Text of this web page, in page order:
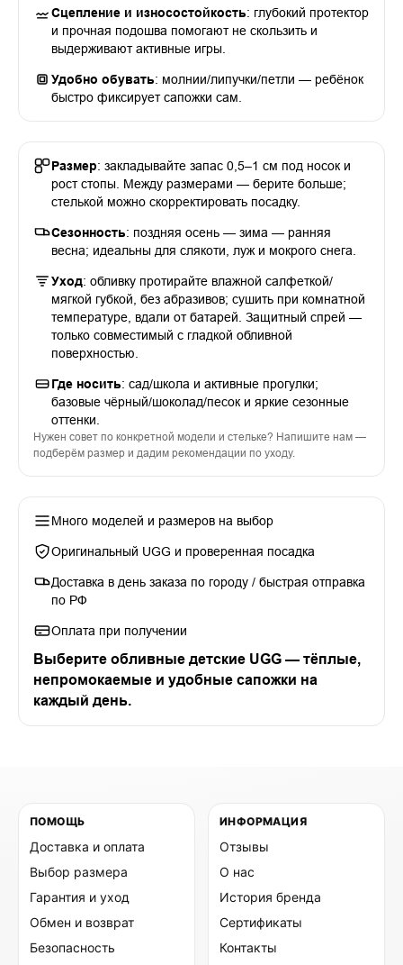
Сцепление и износостойкость: глубокий протектор
и прочная подошва помогают не скользить и
выдерживают активные игры.
Удобно обувать: молнии/липучки/петли — ребёнок
быстро фиксирует сапожки сам.
Размер: закладывайте запас 0,5–1 см под носок и
рост стопы. Между размерами — берите больше;
стелькой можно скорректировать посадку.
Сезонность: поздняя осень — зима — ранняя
весна; идеальны для слякоти, луж и мокрого снега.
Уход: обливку протирайте влажной салфеткой/
мягкой губкой, без абразивов; сушить при комнатной
температуре, вдали от батарей. Защитный спрей —
только совместимый с гладкой обливной
поверхностью.
Где носить: сад/школа и активные прогулки;
базовые чёрный/шоколад/песок и яркие сезонные
оттенки.
Нужен совет по конкретной модели и стельке? Напишите нам —
подберём размер и дадим рекомендации по уходу.
Много моделей и размеров на выбор
Оригинальный UGG и проверенная посадка
Доставка в день заказа по городу / быстрая отправка
по РФ
Оплата при получении
Выберите обливные детские UGG — тёплые,
непромокаемые и удобные сапожки на
каждый день.
ПОМОЩЬ
Доставка и оплата
Выбор размера
Гарантия и уход
Обмен и возврат
Безопасность
ИНФОРМАЦИЯ
Отзывы
О нас
История бренда
Сертификаты
Контакты